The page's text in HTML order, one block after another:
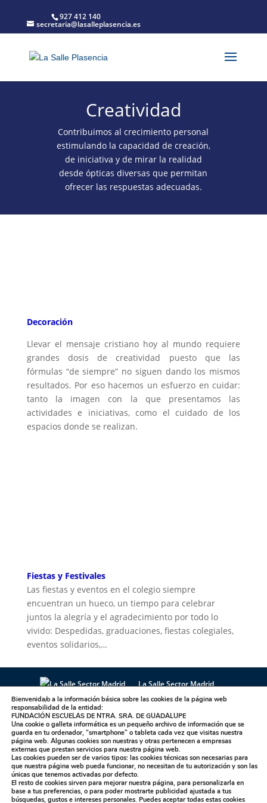
927 412 140
secretaria@lasalleplasencia.es
Creatividad
Contribuimos al crecimiento personal
estimulando la capacidad de creación,
de iniciativa y de mirar la realidad
desde ópticas diversas que permitan
ofrecer las respuestas adecuadas.
Decoración
Llevar el mensaje cristiano hoy al mundo requiere
grandes dosis de creatividad puesto que las
fórmulas “de siempre” no siguen dando los mismos
resultados. Por eso hacemos un esfuerzo en cuidar:
tanto la imagen con la que presentamos las
actividades e iniciativas, como el cuidado de los
espacios donde se realizan.
Fiestas y Festivales
Las fiestas y eventos en el colegio siempre
encuentran un hueco, un tiempo para celebrar
juntos la alegría y el agradecimiento por todo lo
vivido: Despedidas, graduaciones, fiestas colegiales,
eventos solidarios,…
La Salle Sector Madrid
La Salle Antúnez
La Salle Arucas
La Salle Centro Universitario
La Salle Corral
La Salle Griñón
La Salle Institución
La Salle La Laguna
La Salle La Paloma
La Salle Maravillas
La Salle Plasencia
La Salle Sagrado Corazón
La Salle San Ildefonso
La Salle San Rafael
La Salle Talavera
La Salle Valdemorillo
Bienvenida/o a la información básica sobre las cookies de la página web
responsabilidad de la entidad:
FUNDACIÓN ESCUELAS DE NTRA. SRA. DE GUADALUPE
Una cookie o galleta informática es un pequeño archivo de información que se
guarda en tu ordenador, “smartphone” o tableta cada vez que visitas nuestra
página web. Algunas cookies son nuestras y otras pertenecen a empresas
externas que prestan servicios para nuestra página web.
Las cookies pueden ser de varios tipos: las cookies técnicas son necesarias para
que nuestra página web pueda funcionar, no necesitan de tu autorización y son las
únicas que tenemos activadas por defecto.
El resto de cookies sirven para mejorar nuestra página, para personalizarla en
base a tus preferencias, o para poder mostrarte publicidad ajustada a tus
búsquedas, gustos e intereses personales. Puedes aceptar todas estas cookies